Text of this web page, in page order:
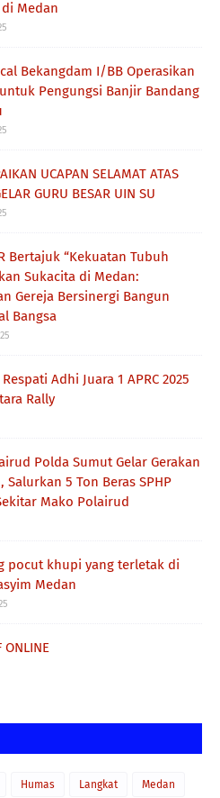
Medan
Bekangdam I/BB Operasikan
Pengungsi Banjir Bandang
UCAPAN SELAMAT ATAS
GURU BESAR UIN SU
Bertajuk “Kekuatan Tubuh
Sukacita di Medan:
Gereja Bersinergi Bangun
Bangsa
Adhi Juara 1 APRC 2025
Rally
Polda Sumut Gelar Gerakan
Salurkan 5 Ton Beras SPHP
Mako Polairud
pocut khupi yang terletak di
Medan
ONLINE
Humas Langkat Medan